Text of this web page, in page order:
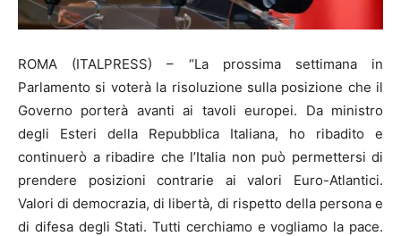
ROMA (ITALPRESS) – “La prossima settimana in
Parlamento si voterà la risoluzione sulla posizione che il
Governo porterà avanti ai tavoli europei. Da ministro
degli Esteri della Repubblica Italiana, ho ribadito e
continuerò a ribadire che l’Italia non può permettersi di
prendere posizioni contrarie ai valori Euro-Atlantici.
Valori di democrazia, di libertà, di rispetto della persona e
di difesa degli Stati. Tutti cerchiamo e vogliamo la pace.